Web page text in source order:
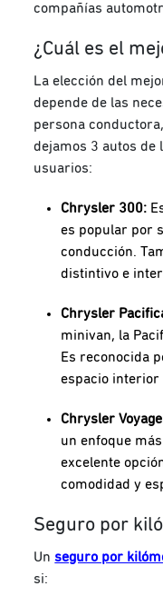
compañías
¿Cuál es el
La elección del
depende de las
persona
dejamos 3 autos de
usuarios:
Chrysler 300:
es popular por
conducción.
distintivo e
Chrysler
minivan, la
Es reconocida
espacio
Chrysler
un enfoque
excelente
comodidad y
Seguro por
Unseguro por
si: